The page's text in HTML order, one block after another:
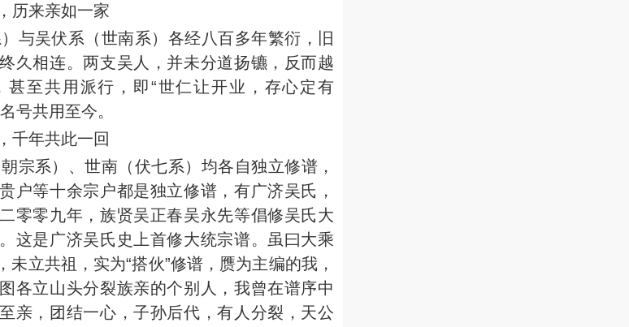
历来亲如一家
与吴伏系（世南系）各经八百多年繁衍，旧
久相连。两支吴人，并未分道扬镳，反而越
甚至共用派行，即“世仁让开业，存心定有
号共用至今。
千年共此一回
宗系）、世南（伏七系）均各自独立修谱，
户等十余宗户都是独立修谱，有广济吴氏，
零零九年，族贤吴正春吴永先等倡修吴氏大
这是广济吴氏史上首修大统宗谱。虽曰大乘
立共祖，实为“搭伙”修谱，赝为主编的我，
各立山头分裂族亲的个别人，我曾在谱序中
亲，团结一心，子孙后代，有人分裂，天公